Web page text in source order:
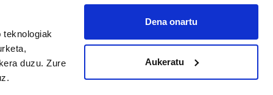
duzu. Zure
Dena onartu
Aukeratu